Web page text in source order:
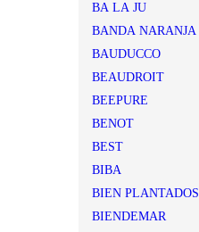
BA LA JU
BANDA NARANJA
BAUDUCCO
BEAUDROIT
BEEPURE
BENOT
BEST
BIBA
BIEN PLANTADOS
BIENDEMAR